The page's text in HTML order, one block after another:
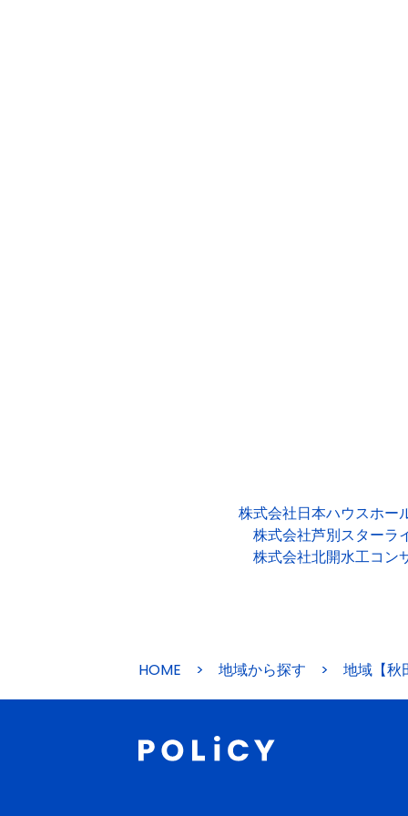
株式会社日本ハウスホー
株式会社芦別スターラ
株式会社北開水工コン
HOME > 地域から探す > 地域【秋